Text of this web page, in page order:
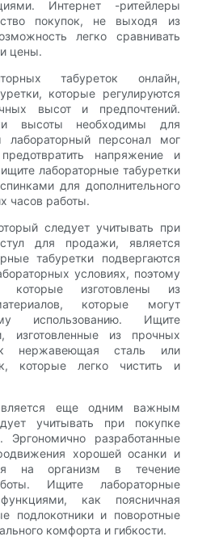
Интернет -ритейлеры
покупок, не выходя из
легко сравнивать
цены.
табуреток онлайн,
которые регулируются
высот и предпочтений.
высоты необходимы для
лабораторный персонал мог
напряжение и
лабораторные табуретки
для дополнительного
часов работы.
следует учитывать при
для продажи, является
табуретки подвергаются
условиях, поэтому
изготовлены из
которые могут
использованию. Ищите
изготовленные из прочных
нержавеющая сталь или
которые легко чистить и
еще одним важным
учитывать при покупке
Эргономично разработанные
хорошей осанки и
на организм в течение
Ищите лабораторные
как поясничная
подлокотники и поворотные
комфорта и гибкости.